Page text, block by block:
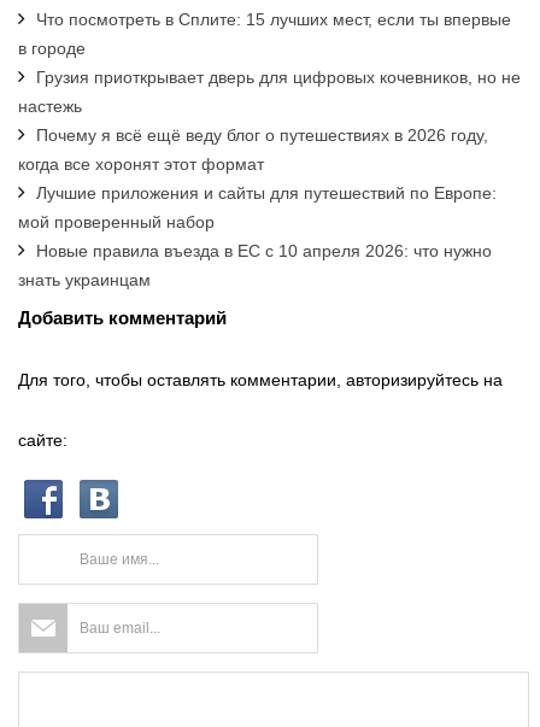
Что посмотреть в Сплите: 15 лучших мест, если ты впервые
в городе
Грузия приоткрывает дверь для цифровых кочевников, но не
настежь
Почему я всё ещё веду блог о путешествиях в 2026 году,
когда все хоронят этот формат
Лучшие приложения и сайты для путешествий по Европе:
мой проверенный набор
Новые правила въезда в ЕС с 10 апреля 2026: что нужно
знать украинцам
Добавить комментарий
Для того, чтобы оставлять комментарии, авторизируйтесь на
сайте: